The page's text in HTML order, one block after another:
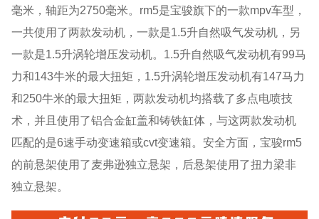
毫米，轴距为2750毫米。rm5是宝骏旗下的一款mpv车型，
一共使用了两款发动机，一款是1.5升自然吸气发动机，另
一款是1.5升涡轮增压发动机。1.5升自然吸气发动机有99马
力和143牛米的最大扭矩，1.5升涡轮增压发动机有147马力
和250牛米的最大扭矩，两款发动机均搭载了多点电喷技
术，并且使用了铝合金缸盖和铸铁缸体，与这两款发动机
匹配的是6速手动变速箱或cvt变速箱。安全方面，宝骏rm5
的前悬架使用了麦弗逊独立悬架，后悬架使用了扭力梁非
独立悬架。